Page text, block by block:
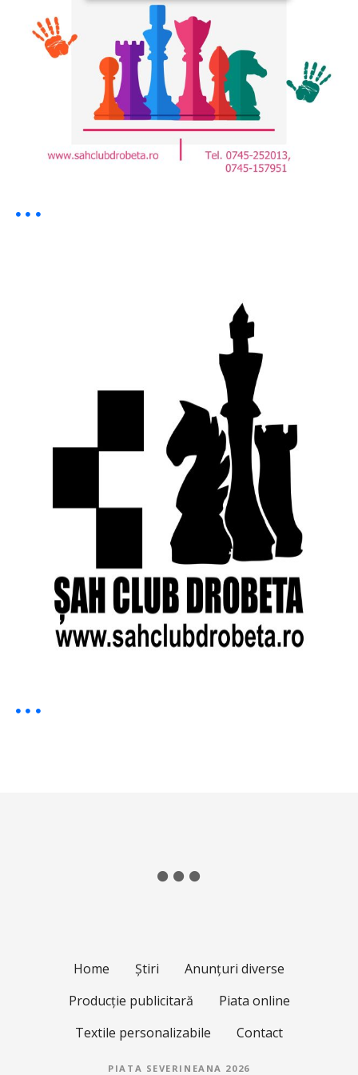
Home Știri
Anunțuri diverse
Producție publicitară
Piata online
Textile personalizabile
Contact
PIATA SEVERINEANA 2026